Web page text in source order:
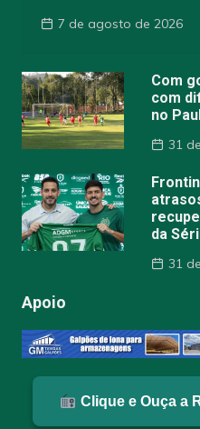
7 de agosto de 2026
Com
com
no
31
da
31
Apoio
Clique e Ouça a